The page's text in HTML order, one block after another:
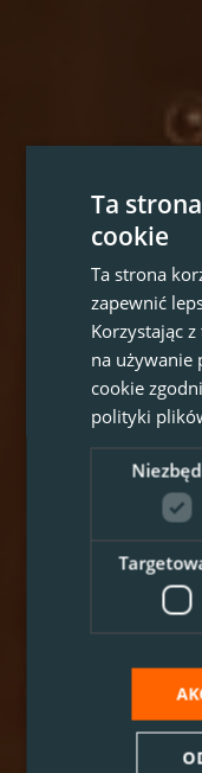
Ta
cookie
Ta strona
zapewnić
Korzystając
na używanie
cookie
polityki